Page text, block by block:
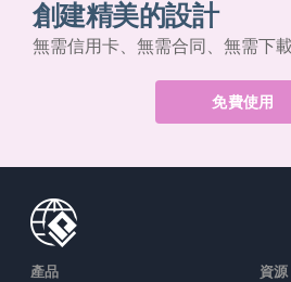
創建精美的設計
無需信用卡、無需合同、無需下
免費使用
產品 資源